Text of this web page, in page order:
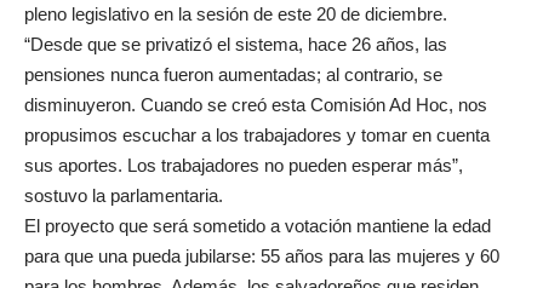
pleno legislativo en la sesión de este 20 de diciembre.
“Desde que se privatizó el sistema, hace 26 años, las
pensiones nunca fueron aumentadas; al contrario, se
disminuyeron. Cuando se creó esta Comisión Ad Hoc, nos
propusimos escuchar a los trabajadores y tomar en cuenta
sus aportes. Los trabajadores no pueden esperar más”,
sostuvo la parlamentaria.
El proyecto que será sometido a votación mantiene la edad
para que una pueda jubilarse: 55 años para las mujeres y 60